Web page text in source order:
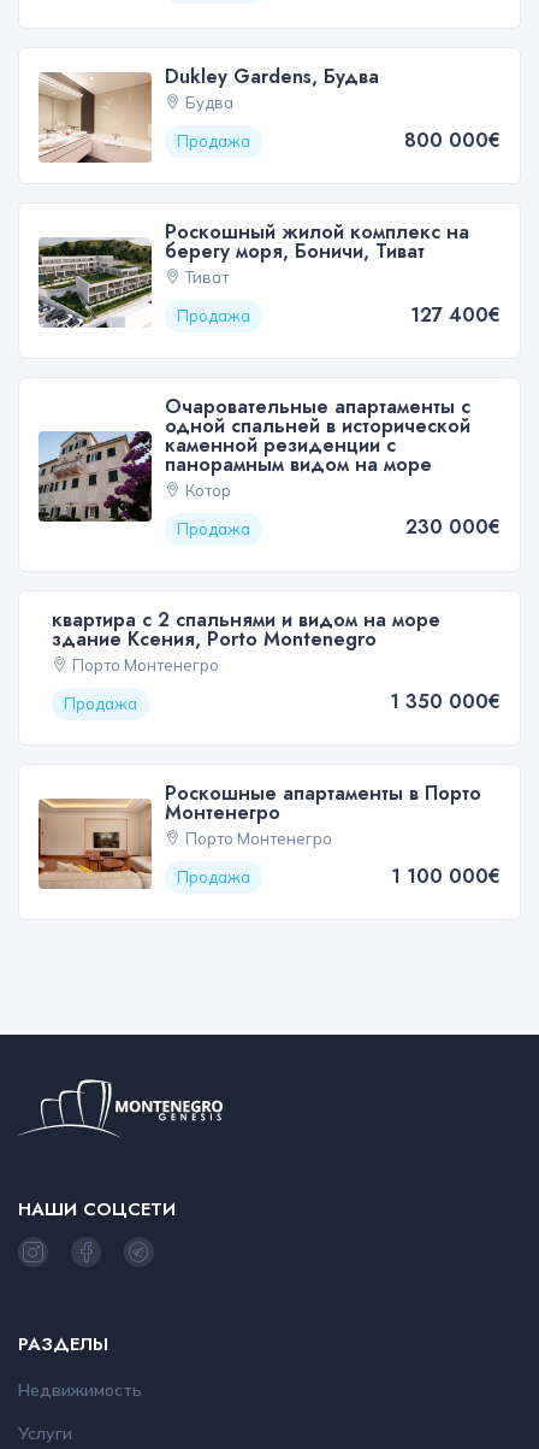
Dukley Gardens, Будва
Будва
Продажа
800 000€
Роскошный жилой комплекс на
берегу моря, Боничи, Тиват
Тиват
Продажа
127 400€
Очаровательные апартаменты с
одной спальней в исторической
каменной резиденции с
панорамным видом на море
Котор
Продажа
230 000€
квартира с 2 спальнями и видом на море
здание Ксения, Porto Montenegro
Порто Монтенегро
Продажа
1 350 000€
Роскошные апартаменты в Порто
Монтенегро
Порто Монтенегро
Продажа
1 100 000€
НАШИ СОЦСЕТИ
РАЗДЕЛЫ
Недвижимость
Услуги